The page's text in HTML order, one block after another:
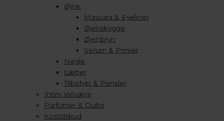
Øjne
Mascara & Eyeliner
Øjenskygge
Øjenbryn
Serum & Primer
Negle
Læber
Tilbehør & Pensler
Intim Velvære
Parfumer & Dufte
Kosttilskud